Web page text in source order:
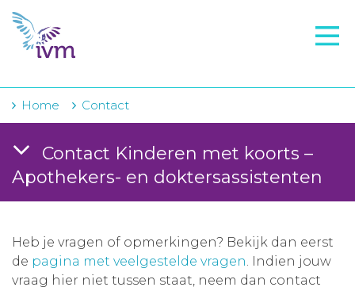
VMI
FTO voorbereiding
IVM-academie
Voorschrijfgedrag
Projecten
Over IVM
Actueel
Home Contact
Contact Kinderen met koorts –
Apothekers- en doktersassistenten
Heb je vragen of opmerkingen? Bekijk dan eerst
de pagina met veelgestelde vragen. Indien jouw
vraag hier niet tussen staat, neem dan contact